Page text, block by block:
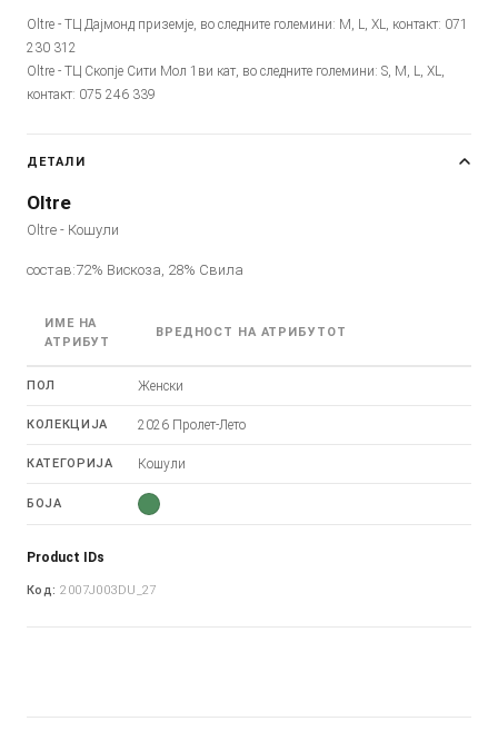
Oltre - ТЦ Дајмонд приземје, во следните големини: M, L, XL, контакт: 071
230 312
Oltre - ТЦ Скопје Сити Мол 1ви кат, во следните големини: S, M, L, XL,
контакт: 075 246 339
ДЕТАЛИ
Oltre
Oltre - Кошули
состав:72% Вискоза, 28% Свила
ИМЕ НА
АТРИБУТ
ВРЕДНОСТ НА АТРИБУТОТ
ПОЛ Женски
КОЛЕКЦИЈА 2026 Пролет-Лето
КАТЕГОРИЈА Кошули
БОЈА
Product IDs
Код: 2007J003DU_27